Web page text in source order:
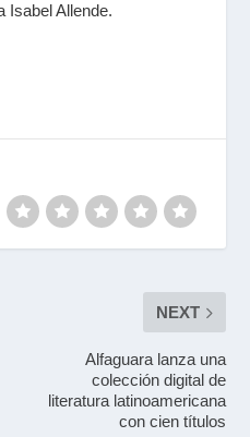
Isabel Allende.
NEXT
Alfaguara lanza una
colección digital de
literatura latinoamericana
con cien títulos